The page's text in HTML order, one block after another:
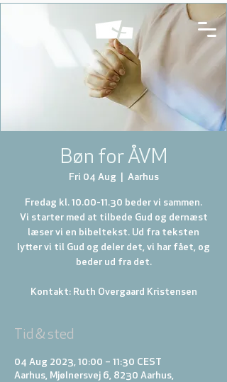
Bøn for ÅVM
Fri 04 Aug Aarhus
Fredag kl. 10.00-11.30 beder vi sammen.
Vi starter med at tilbede Gud og dernæst
læser vi en bibeltekst. Ud fra teksten
lytter vi til Gud og deler det, vi har fået, og
beder ud fra det.
Kontakt: Ruth Overgaard Kristensen
Tid & sted
04 Aug 2023, 10:00 – 11:30 CEST
Aarhus, Mjølnersvej 6, 8230 Aarhus,